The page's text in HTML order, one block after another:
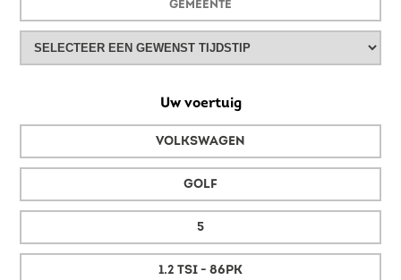
Uw voertuig
VOLKSWAGEN
GOLF
5
1.2 TSI - 86PK